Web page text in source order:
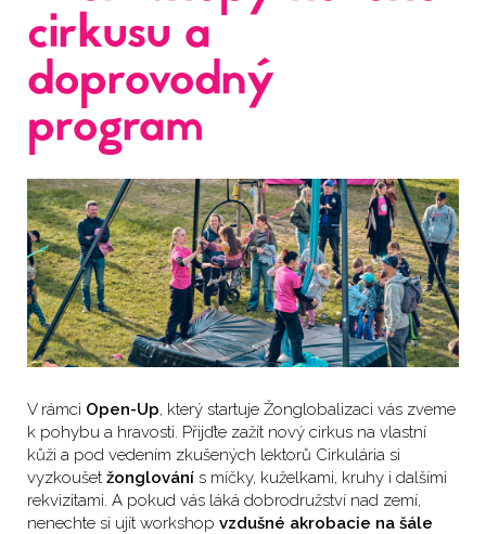
cirkusu a
doprovodný
program
V rámci Open-Up, který startuje Žonglobalizaci vás zveme
k pohybu a hravosti. Přijďte zažít nový cirkus na vlastní
kůži a pod vedením zkušených lektorů Cirkulária si
vyzkoušetžonglování s míčky, kuželkami, kruhy i dalšími
rekvizitami. A pokud vás láká dobrodružství nad zemí,
nenechte si ujít workshop vzdušné akrobacie na šále